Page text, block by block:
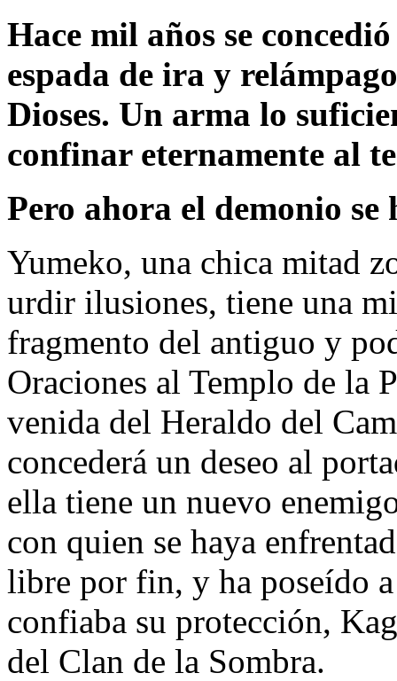
Hace mil años se
espada de ira y
Dioses. Un arma lo
confinar eternamente al
Pero ahora el demonio se
Yumeko, una chica mitad
urdir ilusiones, tiene una
fragmento del antiguo y
Oraciones al Templo de la
venida del Heraldo del
concederá un deseo al
ella tiene un nuevo
con quien se haya
libre por fin, y ha poseído
confiaba su protección,
del Clan de la Sombra.